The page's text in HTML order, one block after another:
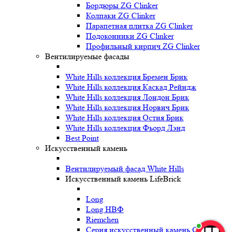
Бордюры ZG Clinker
Колпаки ZG Clinker
Парапетная плитка ZG Clinker
Подоконники ZG Clinker
Профильный кирпич ZG Clinker
Вентилируемые фасады
White Hills коллекция Бремен Брик
White Hills коллекция Каскад Рейндж
White Hills коллекция Лондон Брик
White Hills коллекция Норвич Брик
White Hills коллекция Остия Брик
White Hills коллекция Фьорд Лэнд
Best Point
Искусственный камень
Вентилируемый фасад White Hills
Искусственный камень LifeBrick
Long
Long НВФ
Riemchen
Серия искусственный камень Clio